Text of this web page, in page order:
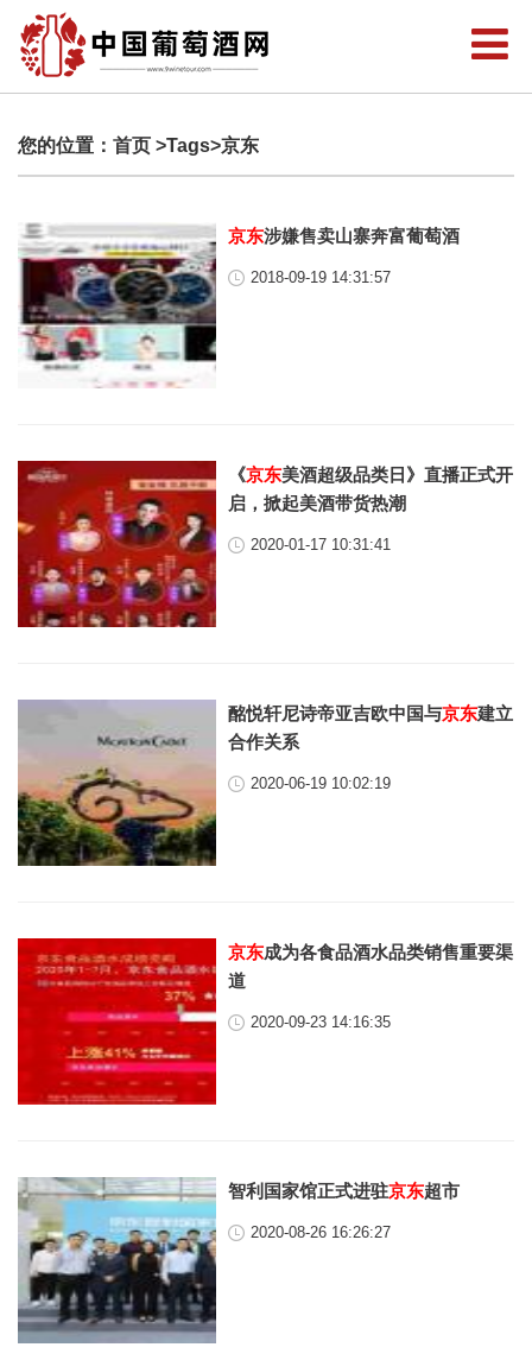
您的位置： 首页 >Tags>京东
京东涉嫌售卖山寨奔富葡萄酒
2018-09-19 14:31:57
《京东美酒超级品类日》直播正式开
启，掀起美酒带货热潮
2020-01-17 10:31:41
酩悦轩尼诗帝亚吉欧中国与京东建立
合作关系
2020-06-19 10:02:19
京东成为各食品酒水品类销售重要渠
道
2020-09-23 14:16:35
智利国家馆正式进驻京东超市
2020-08-26 16:26:27